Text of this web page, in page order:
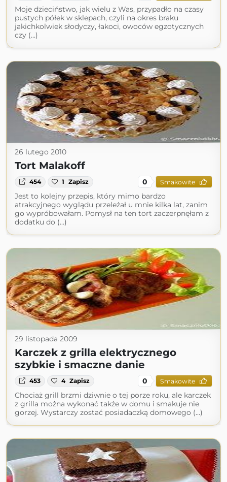
Moje dzieciństwo, jak wielu z Was, przypadło na czasy
pustych półek w sklepach, czyli na okres braku
jakichkolwiek słodyczy, łakoci, owoców egzotycznych
czy (...)
26 lutego 2010
Tort Malakoff
454 1 Zapisz 0 Smakowite
Jest to kolejny przepis, który mimo bardzo
atrakcyjnego wyglądu przeleżał u mnie kilka lat, zanim
go wypróbowałam. Pomysł na ten tort zaczerpnęłam z
dodatku do (...)
29 listopada 2009
Karczek z grilla elektrycznego
szybkie i smaczne danie
453 4 Zapisz 0 Smakowite
Chociaż grill brzmi dziwnie o tej porze roku, ale karczek
z grilla można wykonać także w domu i smakuje nie
gorzej. Wystarczy zostać posiadaczką domowego (...)